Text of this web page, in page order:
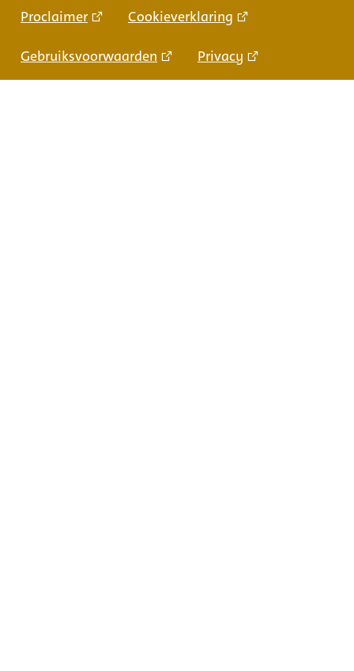
Proclaimer Cookieverklaring
Gebruiksvoorwaarden Privacy